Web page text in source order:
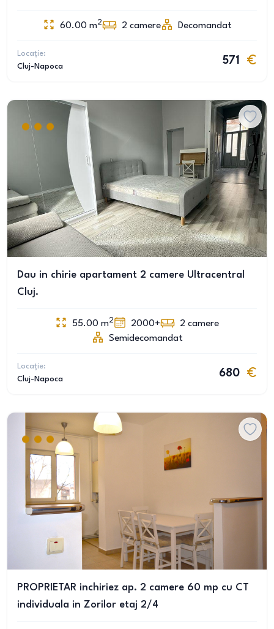
60.00 m2 2 camere Decomandat
Locație:
Cluj-Napoca
571
Dau in chirie apartament 2 camere Ultracentral
Cluj.
55.00 m2 2000+ 2 camere
Semidecomandat
Locație:
Cluj-Napoca
680
PROPRIETAR inchiriez ap. 2 camere 60 mp cu CT
individuala in Zorilor etaj 2/4